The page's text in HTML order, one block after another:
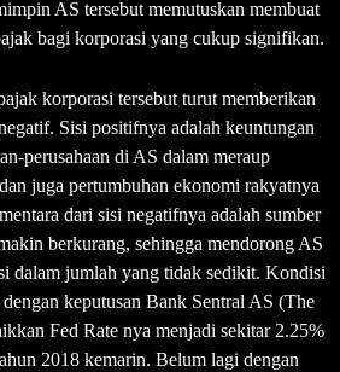
AS tersebut memutuskan membuat
bagi korporasi yang cukup signifikan.
korporasi tersebut turut memberikan
Sisi positifnya adalah keuntungan
perusahaan di AS dalam meraup
juga pertumbuhan ekonomi rakyatnya
dari sisi negatifnya adalah sumber
berkurang, sehingga mendorong AS
dalam jumlah yang tidak sedikit. Kondisi
keputusan Bank Sentral AS (The
Fed Rate nya menjadi sekitar 2.25%
2018 kemarin. Belum lagi dengan